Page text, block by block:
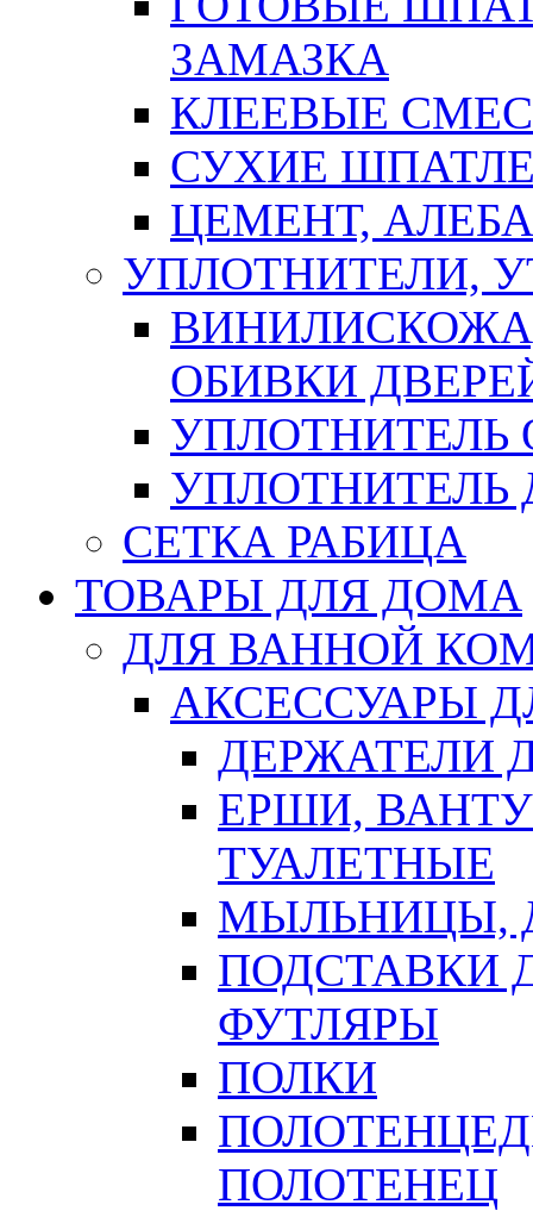
ЗАМАЗКА
КЛЕЕВЫЕ
СУХИЕ
ЦЕМЕНТ,
УПЛОТНИТЕЛИ,
ОБИВКИ
УПЛОТНИТЕЛЬ
СЕТКА РАБИЦА
ТОВАРЫ ДЛЯ ДОМА
ДЛЯ ВАННОЙ
АКСЕССУАРЫ
ДЕРЖАТЕЛИ
ЕРШИ,
ТУАЛЕТНЫЕ
МЫЛЬНИЦЫ,
ПОДСТАВКИ
ФУТЛЯРЫ
ПОЛКИ
ПОЛОТЕНЕЦ